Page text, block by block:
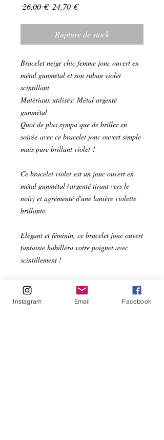
26,00 € Prix
24,70 €Prix
Rupture de stock
Bracelet neige chic femme jonc ouvert en
métal gunmétal et son ruban violet
scintillant
Matériaux utilisés: Métal argenté
gunmétal
Quoi de plus sympa que de briller en
soirée avec ce bracelet jonc ouvert simple
mais pure brillant violet !
Ce bracelet violet est un jonc ouvert en
métal gunmétal (argenté tirant vers le
noir) et agrémenté d'une lanière violette
brillante.
Elégant et féminin, ce bracelet jonc ouvert
fantaisie habillera votre poignet avec
scintillement !
Bracelet jonc ouvert rond métal argenté
gunmétal
Instagram Email Facebook